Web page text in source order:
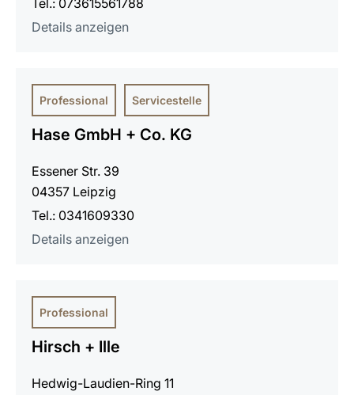
Tel.: 073615561788
Details anzeigen
Professional Servicestelle
Hase GmbH + Co. KG
Essener Str. 39
04357 Leipzig
Tel.: 0341609330
Details anzeigen
Professional
Hirsch + Ille
Hedwig-Laudien-Ring 11